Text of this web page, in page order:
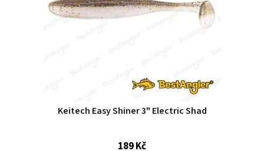
Keitech Easy Shiner 3" Electric Shad
189 Kč